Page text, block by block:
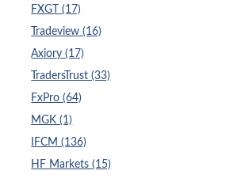
FXGT (17)
Tradeview (16)
Axiory (17)
TradersTrust (33)
FxPro (64)
MGK (1)
IFCM (136)
HF Markets (15)